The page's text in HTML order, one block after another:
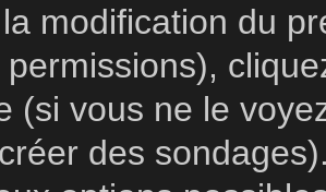
modification du
(si vous ne le
des